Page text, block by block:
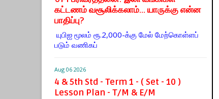
கட்டணம் வசூலிக்கலாம்... யாருக்கு என்ன
பாதிப்பு?
யுபிஐ மூலம் ரூ.2,000-க்கு மேல் மேற்​கொள்​ளப்​
படும் வணி​கப்
Aug 06 2026
4 & 5th Std - Term 1 - ( Set - 10 )
Lesson Plan - T/M & E/M